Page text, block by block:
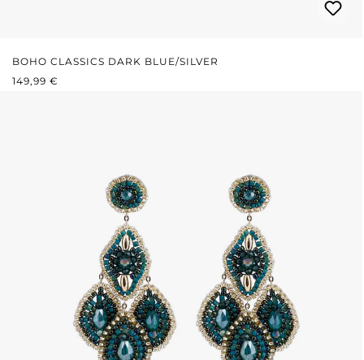
BOHO CLASSICS DARK BLUE/SILVER
REGULÄRER PREIS:
149,99 €